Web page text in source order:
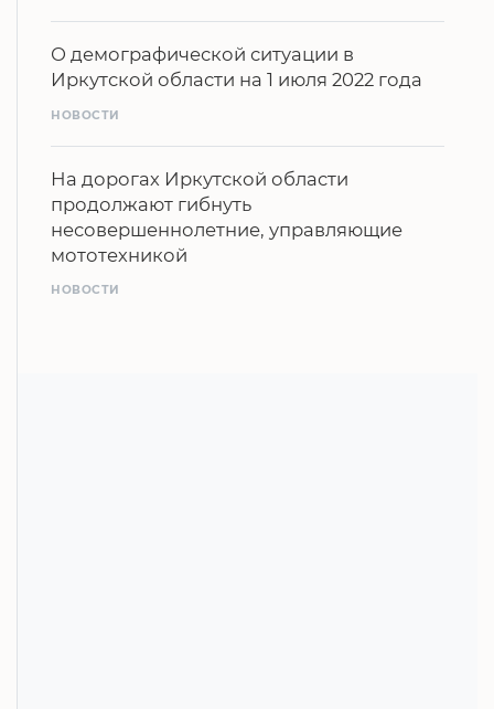
О демографической ситуации в
Иркутской области на 1 июля 2022 года
НОВОСТИ
На дорогах Иркутской области
продолжают гибнуть
несовершеннолетние, управляющие
мототехникой
НОВОСТИ